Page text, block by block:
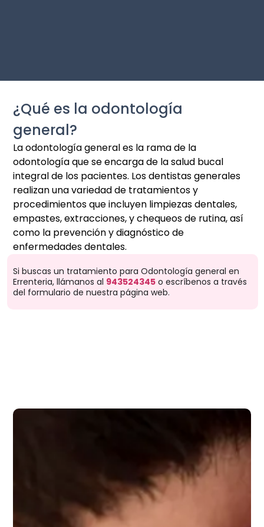
¿Qué es la odontología
general?
La odontología general es la rama de la
odontología que se encarga de la salud bucal
integral de los pacientes. Los dentistas generales
realizan una variedad de tratamientos y
procedimientos que incluyen limpiezas dentales,
empastes, extracciones, y chequeos de rutina, así
como la prevención y diagnóstico de
enfermedades dentales.
Si buscas un tratamiento para Odontología general en
Errenteria, llámanos al 943524345 o escríbenos a través
del formulario de nuestra página web.